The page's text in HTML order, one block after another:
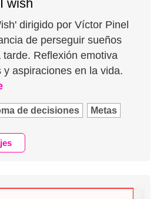
wish
dirigido por Víctor Pinel
de perseguir sueños
Reflexión emotiva
y aspiraciones en la vida.
de decisiones Metas